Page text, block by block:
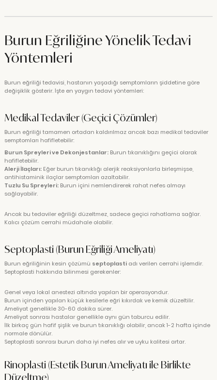
Burun Eğriliğine Yönelik Tedavi
Yöntemleri
Burun eğriliği tedavisi, hastanın yaşadığı semptomların şiddetine göre
değişiklik gösterir. İşte en yaygın tedavi yöntemleri:
Medikal Tedaviler (Geçici Çözümler)
Burun eğriliği tamamen ortadan kaldırılmaz ancak bazı medikal tedaviler
semptomları hafifletebilir:
Burun Spreyleri ve Dekonjestanlar:Burun tıkanıklığını geçici olarak
hafifletebilir.
Alerji İlaçları:Eğer burun tıkanıklığı alerjik reaksiyonlarla birleşmişse,
antihistaminik ilaçlar semptomları azaltabilir.
Tuzlu Su Spreyleri:Burun içini nemlendirerek rahat nefes almayı
sağlayabilir.
Ancak bu tedaviler eğriliği düzeltmez, sadece geçici rahatlama sağlar.
Kalıcı çözüm cerrahi müdahale olabilir.
Septoplasti (Burun Eğriliği Ameliyatı)
Burun eğriliğinin kesin çözümü septoplastiadı verilen cerrahi işlemdir.
Septoplasti hakkında bilinmesi gerekenler:
Genel veya lokal anestezi altında yapılan bir operasyondur.
Burun içinden yapılan küçük kesilerle eğri kıkırdak ve kemik düzeltilir.
Ameliyat genellikle 30-60 dakika sürer.
Ameliyat sonrası hastalar genellikle aynı gün taburcu edilir.
İlk birkaç gün hafif şişlik ve burun tıkanıklığı olabilir, ancak 1-2 hafta içinde
normale dönülür.
Septoplasti sonrası burun daha iyi nefes alır ve uyku kalitesi artar.
Rinoplasti (Estetik Burun Ameliyatı ile Birlikte
Düzeltme)